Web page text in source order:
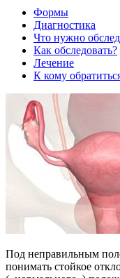
Формы
Диагностика
Что нужно
Как обследовать?
Лечение
К кому
Под неправильным
понимать стойкое